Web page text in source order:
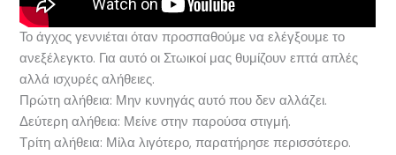
Το άγχος γεννιέται όταν προσπαθούμε να ελέγξουμε το
ανεξέλεγκτο. Για αυτό οι Στωικοί μας θυμίζουν επτά απλές
αλλά ισχυρές αλήθειες.
Πρώτη αλήθεια: Μην κυνηγάς αυτό που δεν αλλάζει.
Δεύτερη αλήθεια: Μείνε στην παρούσα στιγμή.
Τρίτη αλήθεια: Μίλα λιγότερο, παρατήρησε περισσότερο.